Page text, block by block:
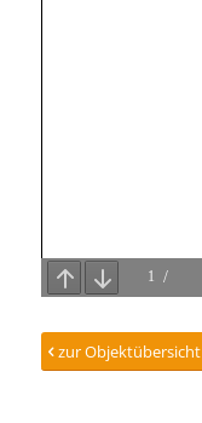
zur Objektübersicht